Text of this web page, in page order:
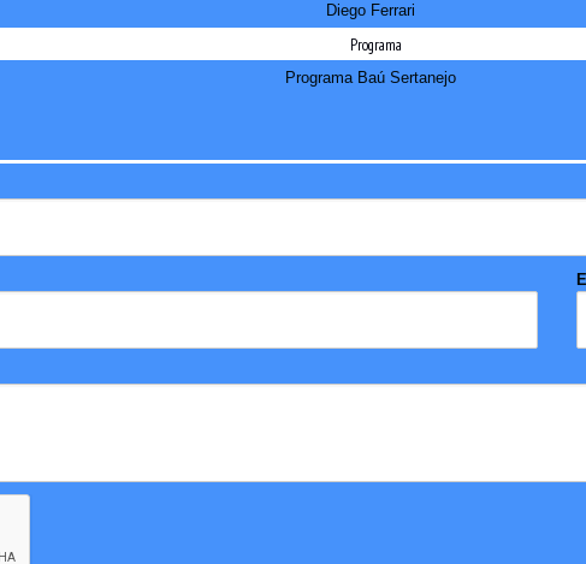
Diego Ferrari
Programa
Programa Baú Sertanejo